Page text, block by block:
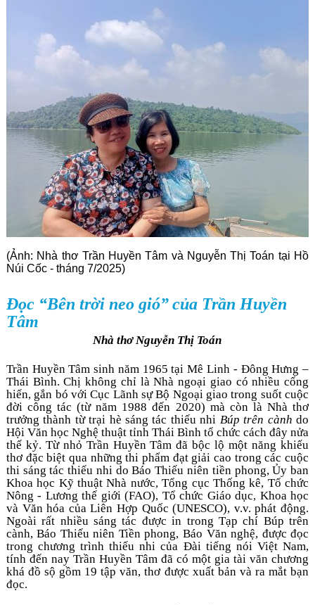
Liên hệ
(Ảnh: Nhà thơ Trần Huyền Tâm và Nguyễn Thị Toán tại Hồ
Núi Cốc - tháng 7/2025)
Đọc “Bên trời neo gió”của Trần Huyền
Tâm
Nhà thơ Nguyễn Thị Toán
Trần Huyền Tâm sinh năm 1965 tại Mê Linh - Đông Hưng –
Thái Bình. Chị không chỉ là Nhà ngoại giao có nhiều cống
hiến, gắn bó với Cục Lãnh sự Bộ Ngoại giao trong suốt cuộc
đời công tác (từ năm 1988 đến 2020) mà còn là Nhà thơ
trưởng thành từ trại hè sáng tác thiếu nhi Búp trên cành do
Hội Văn học Nghệ thuật tỉnh Thái Bình tổ chức cách đây nửa
thế kỷ. Từ nhỏ Trần Huyền Tâm đã bộc lộ một năng khiếu
thơ đặc biệt qua những thi phẩm đạt giải cao trong các cuộc
thi sáng tác thiếu nhi do Báo Thiếu niên tiền phong, Ủy ban
Khoa học Kỹ thuật Nhà nước, Tổng cục Thống kê, Tổ chức
Nông - Lương thế giới (FAO), Tổ chức Giáo dục, Khoa học
và Văn hóa của Liên Hợp Quốc (UNESCO), v.v. phát động.
Ngoài rất nhiều sáng tác được in trong Tạp chí Búp trên
cành, Báo Thiếu niên Tiền phong, Báo Văn nghệ, được đọc
trong chương trình thiếu nhi của Đài tiếng nói Việt Nam,
tính đến nay Trần Huyền Tâm đã có một gia tài văn chương
khá đồ sộ gồm 19 tập văn, thơ được xuất bản và ra mắt bạn
đọc.